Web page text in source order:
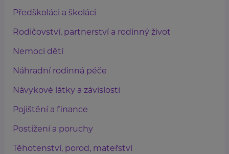
Předškoláci a školáci
Rodičovství, partnerství a rodinný život
Nemoci dětí
Náhradní rodinná péče
Návykové látky a závislosti
Pojištění a finance
Postižení a poruchy
Těhotenství, porod, mateřství